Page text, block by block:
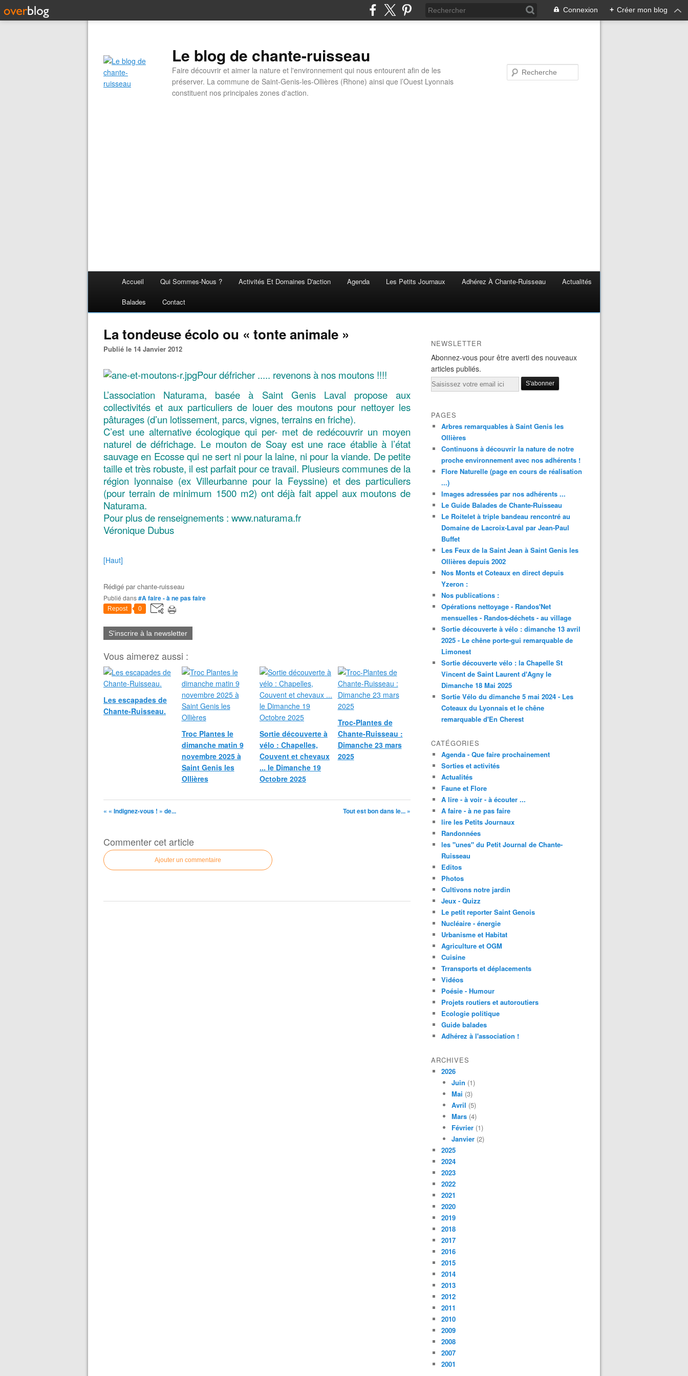
Connexion + Créer mon blog
Le blog de chante-ruisseau
Faire découvrir et aimer la nature et l'environnement qui nous entourent afin de les
préserver. La commune de Saint-Genis-les-Ollières (Rhone) ainsi que l’Ouest Lyonnais
constituent nos principales zones d'action.
Accueil Qui Sommes-Nous ? Activités Et Domaines D'action Agenda Les Petits Journaux Adhérez À Chante-Ruisseau Actualités
Balades Contact
La tondeuse écolo ou « tonte animale »
Publié le 14 Janvier 2012
Pour défricher ..... revenons à nos moutons !!!!
L’association Naturama, basée à Saint Genis Laval propose aux
collectivités et aux particuliers de louer des moutons pour nettoyer les
pâturages (d’un lotissement, parcs, vignes, terrains en friche).
C’est une alternative écologique qui per- met de redécouvrir un moyen
naturel de défrichage. Le mouton de Soay est une race établie à l’état
sauvage en Ecosse qui ne sert ni pour la laine, ni pour la viande. De petite
taille et très robuste, il est parfait pour ce travail. Plusieurs communes de la
région lyonnaise (ex Villeurbanne pour la Feyssine) et des particuliers
(pour terrain de minimum 1500 m2) ont déjà fait appel aux moutons de
Naturama.
Pour plus de renseignements : www.naturama.fr
Véronique Dubus
[Haut]
Rédigé parchante-ruisseau
Publié dans#A faire - à ne pas faire
Repost 0
S'inscrire à la newsletter
Vous aimerez aussi :
Les escapades de
Chante-Ruisseau.
Troc Plantes le
dimanche matin 9
novembre 2025 à
Saint Genis les
Ollières
Sortie découverte à
vélo : Chapelles,
Couvent et chevaux
... le Dimanche 19
Octobre 2025
Troc-Plantes de
Chante-Ruisseau :
Dimanche 23 mars
2025
« « Indignez-vous ! » de... Tout est bon dans le... »
Commenter cet article
Ajouter un commentaire
NEWSLETTER
Abonnez-vous pour être averti des nouveaux
articles publiés.
Email
PAGES
Arbres remarquables à Saint Genis les
Ollières
Continuons à découvrir la nature de notre
proche environnement avec nos adhérents !
Flore Naturelle (page en cours de réalisation
...)
Images adressées par nos adhérents ...
Le Guide Balades de Chante-Ruisseau
Le Roitelet à triple bandeau rencontré au
Domaine de Lacroix-Laval par Jean-Paul
Buffet
Les Feux de la Saint Jean à Saint Genis les
Ollières depuis 2002
Nos Monts et Coteaux en direct depuis
Yzeron :
Nos publications :
Opérations nettoyage - Randos'Net
mensuelles - Randos-déchets - au village
Sortie découverte à vélo : dimanche 13 avril
2025 - Le chêne porte-gui remarquable de
Limonest
Sortie découverte vélo : la Chapelle St
Vincent de Saint Laurent d'Agny le
Dimanche 18 Mai 2025
Sortie Vélo du dimanche 5 mai 2024 - Les
Coteaux du Lyonnais et le chêne
remarquable d'En Cherest
CATÉGORIES
Agenda - Que faire prochainement
Sorties et activités
Actualités
Faune et Flore
A lire - à voir - à écouter ...
A faire - à ne pas faire
lire les Petits Journaux
Randonnées
les "unes" du Petit Journal de Chante-
Ruisseau
Editos
Photos
Cultivons notre jardin
Jeux - Quizz
Le petit reporter Saint Genois
Nucléaire - énergie
Urbanisme et Habitat
Agriculture et OGM
Cuisine
Trransports et déplacements
Vidéos
Poésie - Humour
Projets routiers et autoroutiers
Ecologie politique
Guide balades
Adhérez à l'association !
ARCHIVES
2026
Juin (1)
Mai (3)
Avril (5)
Mars (4)
Février (1)
Janvier (2)
2025
2024
2023
2022
2021
2020
2019
2018
2017
2016
2015
2014
2013
2012
2011
2010
2009
2008
2007
2001